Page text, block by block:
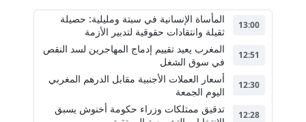
13:00
المأساة الإنسانية في سبتة ومليلية: حصيلة
ثقيلة وانتقادات حقوقية لتدبير الأزمة
12:51
المغرب يعيد تقييم إدماج المهاجرين لسد النقص
في سوق الشغل
12:30
أسعار العملات الأجنبية مقابل الدرهم المغربي
اليوم الجمعة
12:28
تدقيق ممتلكات وزراء حكومة أخنوش يسبق